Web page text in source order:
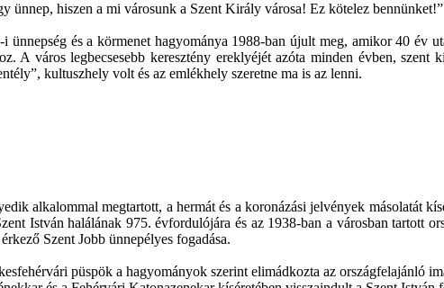
ünnep, hiszen a mi városunk a Szent Király városa! Ez kötelez
i ünnepség és a körmenet hagyománya 1988-ban újult meg, amikor 40
A város legbecsesebb keresztény ereklyéjét azóta minden évben,
kultuszhely volt és az emlékhely szeretne ma is az lenni.
alkalommal megtartott, a hermát és a koronázási jelvények másolatát
István halálának 975. évfordulójára és az 1938-ban a városban tartott
Szent Jobb ünnepélyes fogadása.
püspök a hagyományok szerint elimádkozta az országfelajánló